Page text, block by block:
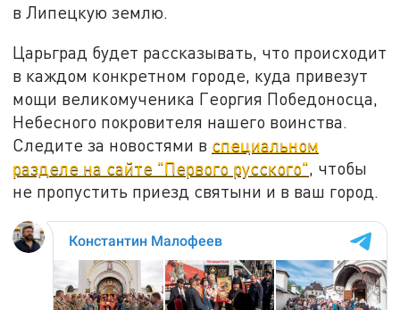
в Липецкую землю.
Царьград будет рассказывать, что происходит
в каждом конкретном городе, куда привезут
мощи великомученика Георгия Победоносца,
Небесного покровителя нашего воинства.
Следите за новостями в специальном
разделе на сайте "Первого русского", чтобы
не пропустить приезд святыни и в ваш город.